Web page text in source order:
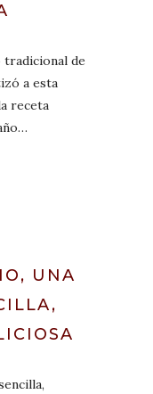
de
a esta
receta
UNA